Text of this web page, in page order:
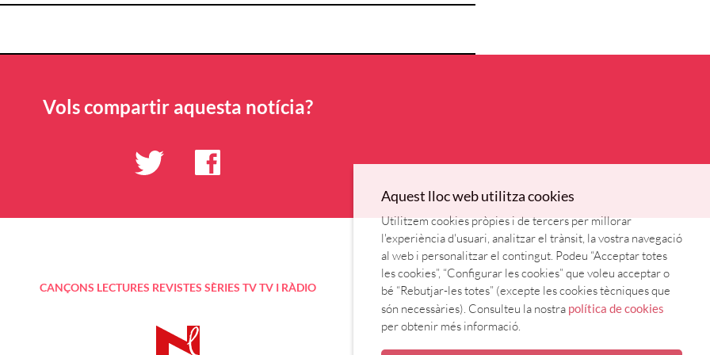
Vols compartir aquesta notícia?
CANÇONS LECTURES REVISTES SÈRIES TV TV I RÀDIO
Aquest lloc web utilitza cookies
Utilitzem cookies pròpies i de tercers per millorar
l'experiència d'usuari, analitzar el trànsit, la vostra navegació
al web i personalitzar el contingut. Podeu “Acceptar totes
les cookies”, “Configurar les cookies” que voleu acceptar o
bé “Rebutjar-les totes” (excepte les cookies tècniques que
són necessàries). Consulteu la nostra política de cookies
per obtenir més informació.